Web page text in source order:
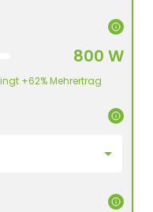
800 W
+62% Mehrertrag